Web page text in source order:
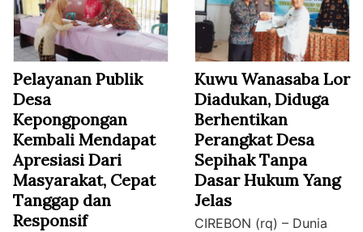
Pelayanan Publik
Desa
Kepongpongan
Kembali Mendapat
Apresiasi Dari
Masyarakat, Cepat
Tanggap dan
Responsif
Kuwu Wanasaba Lor
Diadukan, Diduga
Berhentikan
Perangkat Desa
Sepihak Tanpa
Dasar Hukum Yang
Jelas
CIREBON (rq) – Dunia